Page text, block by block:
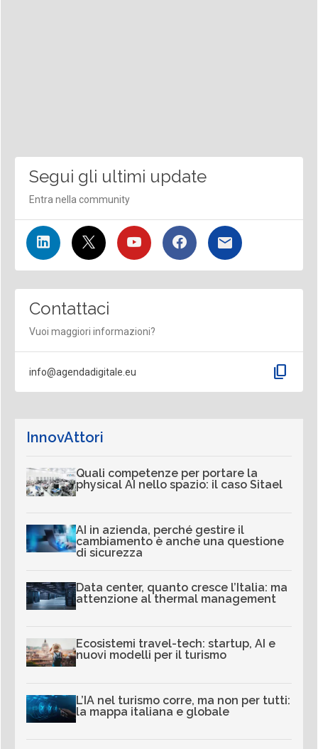
Segui gli ultimi update
Entra nella community
Contattaci
Vuoi maggiori informazioni?
info@agendadigitale.eu content_copy
InnovAttori
Quali competenze per portare la
physical AI nello spazio: il caso Sitael
AI in azienda, perché gestire il
cambiamento è anche una questione
di sicurezza
Data center, quanto cresce l’Italia: ma
attenzione al thermal management
Ecosistemi travel-tech: startup, AI e
nuovi modelli per il turismo
L’IA nel turismo corre, ma non per tutti:
la mappa italiana e globale